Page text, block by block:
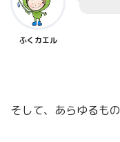
ふくカエル
そして、あらゆるも